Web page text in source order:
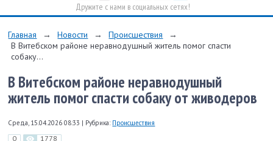
Дружите с нами в социальных сетях!
Главная → Новости → Происшествия
→
В Витебском районе неравнодушный житель помог спасти
собаку...
В Витебском районе неравнодушный
житель помог спасти собаку от живодеров
Среда, 15.04.2026 08:33 | Рубрика: Происшествия
0 1778